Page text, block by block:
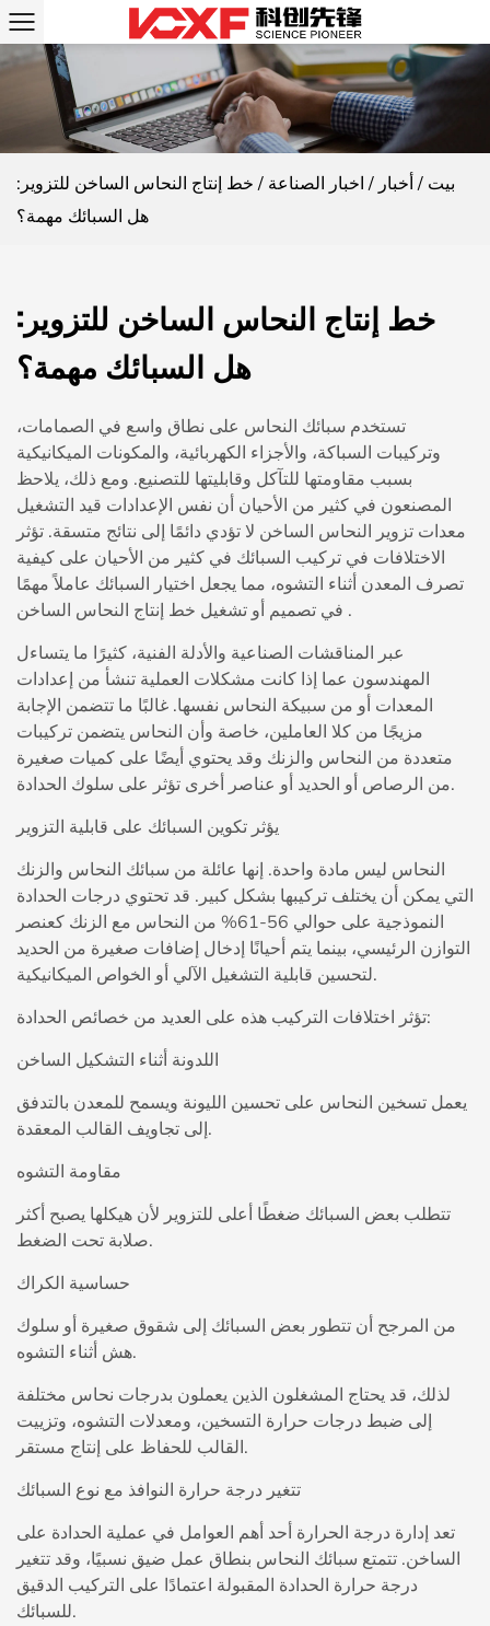
بيت / أخبار / اخبار الصناعة / خط إنتاج النحاس الساخن للتزوير:
هل السبائك مهمة؟
خط إنتاج النحاس الساخن للتزوير:
هل السبائك مهمة؟
تستخدم سبائك النحاس على نطاق واسع في الصمامات،
وتركيبات السباكة، والأجزاء الكهربائية، والمكونات الميكانيكية
بسبب مقاومتها للتآكل وقابليتها للتصنيع. ومع ذلك، يلاحظ
المصنعون في كثير من الأحيان أن نفس الإعدادات قيد التشغيل
معدات تزوير النحاس الساخن لا تؤدي دائمًا إلى نتائج متسقة. تؤثر
الاختلافات في تركيب السبائك في كثير من الأحيان على كيفية
تصرف المعدن أثناء التشوه، مما يجعل اختيار السبائك عاملاً مهمًا
في تصميم أو تشغيل .
عبر المناقشات الصناعية والأدلة الفنية، كثيرًا ما يتساءل
المهندسون عما إذا كانت مشكلات العملية تنشأ من إعدادات
المعدات أو من سبيكة النحاس نفسها. غالبًا ما تتضمن الإجابة
مزيجًا من كلا العاملين، خاصة وأن النحاس يتضمن تركيبات
متعددة من النحاس والزنك وقد يحتوي أيضًا على كميات صغيرة
من الرصاص أو الحديد أو عناصر أخرى تؤثر على سلوك الحدادة.
يؤثر تكوين السبائك على قابلية التزوير
النحاس ليس مادة واحدة. إنها عائلة من سبائك النحاس والزنك
التي يمكن أن يختلف تركيبها بشكل كبير. قد تحتوي درجات الحدادة
النموذجية على حوالي 56-61% من النحاس مع الزنك كعنصر
التوازن الرئيسي، بينما يتم أحيانًا إدخال إضافات صغيرة من الحديد
لتحسين قابلية التشغيل الآلي أو الخواص الميكانيكية.
تؤثر اختلافات التركيب هذه على العديد من خصائص الحدادة:
اللدونة أثناء التشكيل الساخن
يعمل تسخين النحاس على تحسين الليونة ويسمح للمعدن بالتدفق
إلى تجاويف القالب المعقدة.
مقاومة التشوه
تتطلب بعض السبائك ضغطًا أعلى للتزوير لأن هيكلها يصبح أكثر
صلابة تحت الضغط.
حساسية الكراك
من المرجح أن تتطور بعض السبائك إلى شقوق صغيرة أو سلوك
هش أثناء التشوه.
لذلك، قد يحتاج المشغلون الذين يعملون بدرجات نحاس مختلفة
إلى ضبط درجات حرارة التسخين، ومعدلات التشوه، وتزييت
القالب للحفاظ على إنتاج مستقر.
تتغير درجة حرارة النوافذ مع نوع السبائك
تعد إدارة درجة الحرارة أحد أهم العوامل في عملية الحدادة على
الساخن. تتمتع سبائك النحاس بنطاق عمل ضيق نسبيًا، وقد تتغير
درجة حرارة الحدادة المقبولة اعتمادًا على التركيب الدقيق
للسبائك.